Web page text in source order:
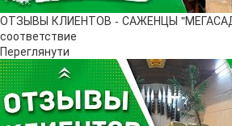
ОТЗЫВЫ КЛИЕНТОВ - САЖЕНЦЫ
соответствие
Переглянути